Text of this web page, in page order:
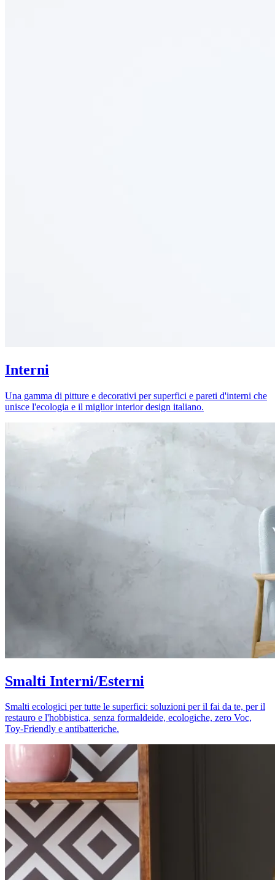
Interni
Una gamma di pitture e decorativi per superfici e pareti d'interni che
unisce l'ecologia e il miglior interior design italiano.
Smalti Interni/Esterni
Smalti ecologici per tutte le superfici: soluzioni per il fai da te, per il
restauro e l'hobbistica, senza formaldeide, ecologiche, zero Voc,
Toy-Friendly e antibatteriche.